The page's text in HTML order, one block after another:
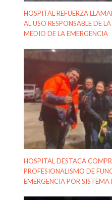
HOSPITAL REFUERZA
AL USO RESPONSABLE DE
MEDIO DE LA EMERGENCIA
HOSPITAL DESTACA
PROFESIONALISMO DE
EMERGENCIA POR SISTEMA